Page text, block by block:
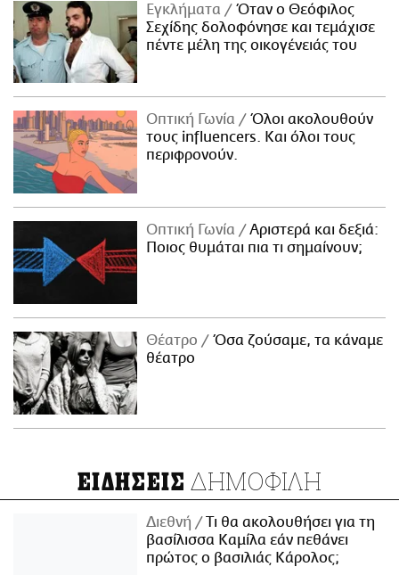
Εγκλήματα
Όταν ο Θεόφιλος
Σεχίδης δολοφόνησε και τεμάχισε
πέντε μέλη της οικογένειάς του
Οπτική Γωνία
Όλοι ακολουθούν
τους influencers. Και όλοι τους
περιφρονούν.
Οπτική Γωνία
Αριστερά και δεξιά:
Ποιος θυμάται πια τι σημαίνουν;
Θέατρο
Όσα ζούσαμε, τα κάναμε
θέατρο
ΕΙΔΗΣΕΙΣ ΔΗΜΟΦΙΛΗ
Διεθνή
Τι θα ακολουθήσει για τη
βασίλισσα Καμίλα εάν πεθάνει
πρώτος ο βασιλιάς Κάρολος;